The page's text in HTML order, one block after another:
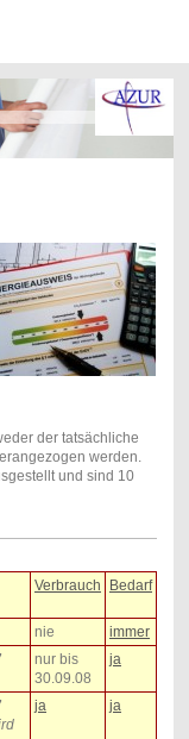
der tatsächliche
werden.
und sind 10
Verbrauch Bedarf
nie
immer
nur bis
30.09.08
ja
ja ja